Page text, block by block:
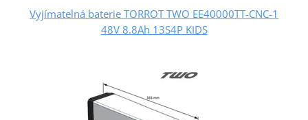
Vyjímatelná baterie TORROT TWO EE40000TT-CNC-1
48V 8.8Ah 13S4P KIDS